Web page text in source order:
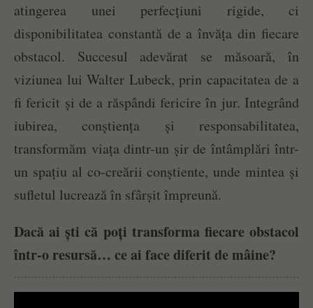
atingerea unei perfecțiuni rigide, ci
disponibilitatea constantă de a învăța din fiecare
obstacol. Succesul adevărat se măsoară, în
viziunea lui Walter Lubeck, prin capacitatea de a
fi fericit și de a răspândi fericire în jur. Integrând
iubirea, conștiența și responsabilitatea,
transformăm viața dintr-un șir de întâmplări într-
un spațiu al co-creării conștiente, unde mintea și
sufletul lucrează în sfârșit împreună.
Dacă ai ști că poți transforma fiecare obstacol
într-o resursă… ce ai face diferit de mâine?